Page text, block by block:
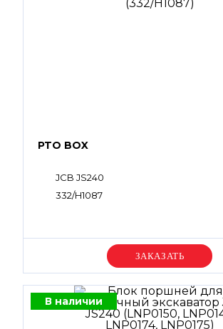
PTO BOX
JCB JS240
332/H1087
Уточняйте цену
В наличии